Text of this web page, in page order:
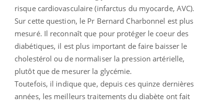
risque cardiovasculaire (infarctus du myocarde, AVC).
Sur cette question, le Pr Bernard Charbonnel est plus
mesuré. Il reconnaît que pour protéger le coeur des
diabétiques, il est plus important de faire baisser le
cholestérol ou de normaliser la pression artérielle,
plutôt que de mesurer la glycémie.
Toutefois, il indique que, depuis ces quinze dernières
années, les meilleurs traitements du diabète ont fait